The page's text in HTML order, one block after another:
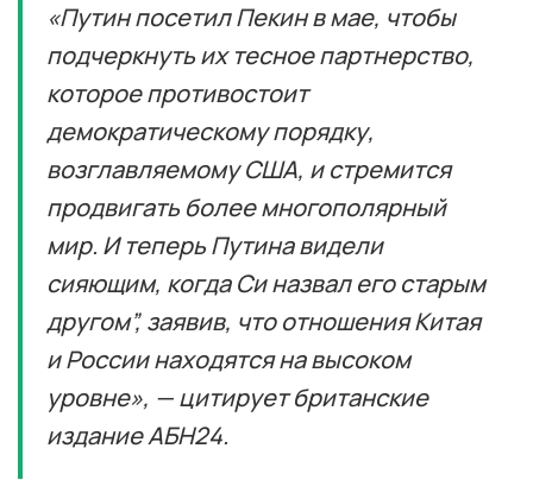
«Путин посетил Пекин в мае, чтобы
подчеркнуть их тесное партнерство,
которое противостоит
демократическому порядку,
возглавляемому США, и стремится
продвигать более многополярный
мир. И теперь Путина видели
сияющим, когда Си назвал его старым
другом”, заявив, что отношения Китая
и России находятся на высоком
уровне», — цитирует британские
издание АБН24.